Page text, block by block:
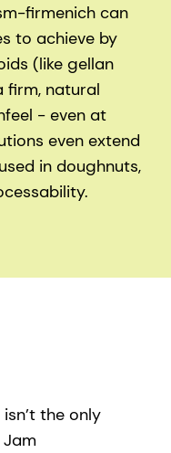
firmenich can
to achieve by
(like gellan
firm, natural
- even at
even extend
in doughnuts,
the only